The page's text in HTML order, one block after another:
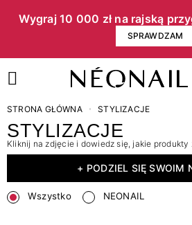
Wygraj 10 000 zł na rajską
SPRAWDZAM
STRONA GŁÓWNA STYLIZACJE
STYLIZACJE
Kliknij na zdjęcie i dowiedz się, jakie produkty
+ PODZIEL SIĘ SWOIM
Wszystko NEONAIL